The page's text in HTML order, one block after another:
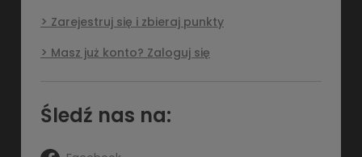
Zarejestruj się i zbieraj punkty
Masz już konto? Zaloguj się
Śledź nas na: